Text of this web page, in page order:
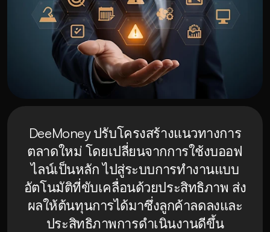
DeeMoney ปรับโครงสร้างแนวทางการ
ตลาดใหม่ โดยเปลี่ยนจากการใช้งบออฟ
ไลน์เป็นหลัก ไปสู่ระบบการทำงานแบบ
อัตโนมัติที่ขับเคลื่อนด้วยประสิทธิภาพ ส่ง
ผลให้ต้นทุนการได้มาซึ่งลูกค้าลดลงและ
ประสิทธิภาพการดำเนินงานดีขึ้น